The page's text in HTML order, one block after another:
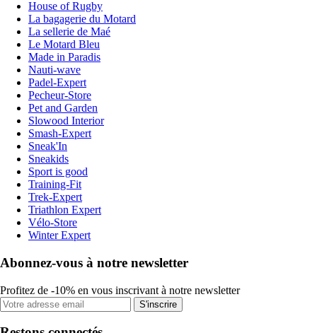
House of Rugby
La bagagerie du Motard
La sellerie de Maé
Le Motard Bleu
Made in Paradis
Nauti-wave
Padel-Expert
Pecheur-Store
Pet and Garden
Slowood Interior
Smash-Expert
Sneak'In
Sneakids
Sport is good
Training-Fit
Trek-Expert
Triathlon Expert
Vélo-Store
Winter Expert
Abonnez-vous à notre newsletter
Profitez de -10% en vous inscrivant à notre newsletter
S'inscrire